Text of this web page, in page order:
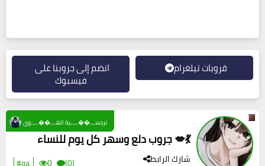
انضم إلى جروبنا على
فيسبوك
قروبات تيلغرام
جروب دلع وسهر كل يوم للنساء 💋💃
شارك الرابط
نرجســـ��ــــية الهـــ��ــــوى